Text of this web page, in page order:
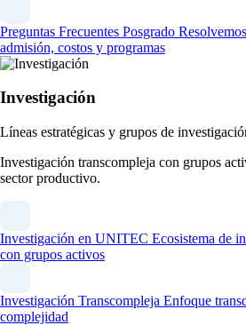
Preguntas Frecuentes Posgrado
admisión, costos y programas
Investigación
Líneas estratégicas y grupos de
Investigación transcompleja con grupos
sector productivo.
Investigación en UNITEC Ecosistema de
con grupos activos
Investigación Transcompleja Enfoque
complejidad